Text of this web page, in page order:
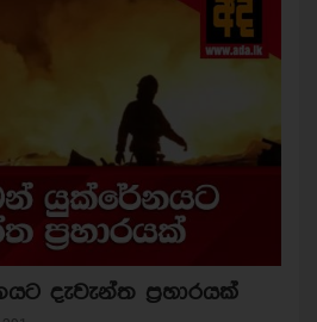
දැවැන්ත ප්‍රහාරයක්